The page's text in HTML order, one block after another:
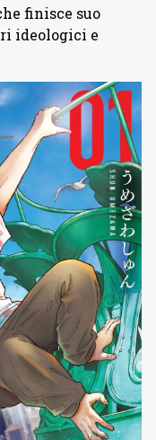
finisce suo
ideologici e